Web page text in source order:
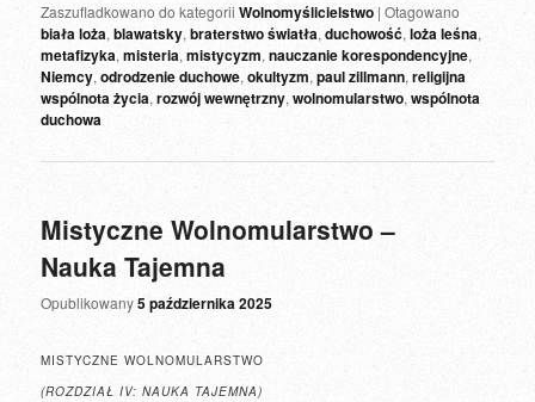
Zaszufladkowano do kategorii Wolnomyślicielstwo |Otagowano
biała loża,blawatsky,braterstwo światła,duchowość,loża leśna,
metafizyka,misteria,mistycyzm,nauczanie korespondencyjne,
Niemcy,odrodzenie duchowe,okultyzm,paul zillmann,religijna
wspólnota życia,rozwój wewnętrzny,wolnomularstwo,wspólnota
duchowa
Mistyczne Wolnomularstwo –
Nauka Tajemna
Opublikowany5 października 2025
MISTYCZNE WOLNOMULARSTWO
(ROZDZIAŁ IV: NAUKA TAJEMNA)